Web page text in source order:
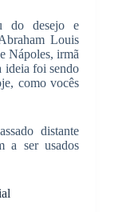
do desejo e
Louis
Nápoles, irmã
ideia foi sendo
como vocês
distante
a ser usados